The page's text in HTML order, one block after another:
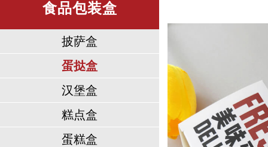
食品包装盒
披萨盒
蛋挞盒
汉堡盒
糕点盒
蛋糕盒